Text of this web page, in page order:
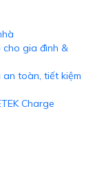
cho gia đình &
an toàn, tiết kiệm
Charge